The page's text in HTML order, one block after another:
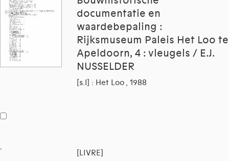
documentatie en
waardebepaling :
Rijksmuseum Paleis Het Loo te
Apeldoorn, 4 : vleugels / E.J.
NUSSELDER
[s.l] : Het Loo , 1988
[LIVRE]